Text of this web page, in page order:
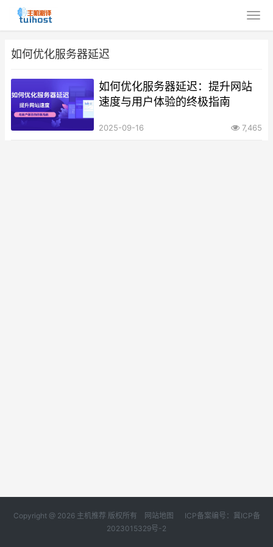
如何优化服务器延迟
如何优化服务器延迟：提升网站
速度与用户体验的终极指南
2025-09-16 7,465
Copyright @ 2026 主机推荐 版权所有 网站地图
ICP备案编号：冀ICP备
2023015329号-2